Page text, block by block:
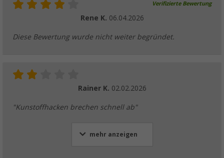
Verifizierte Bewertung
Rene K. 06.04.2026
Diese Bewertung wurde nicht weiter begründet.
Rainer K. 02.02.2026
"Kunstoffhacken brechen schnell ab"
mehr anzeigen